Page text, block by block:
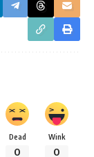
Dead
0
Wink
0